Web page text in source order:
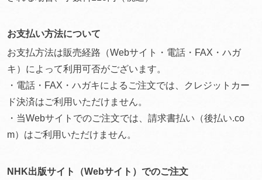
お支払い方法について
お支払方法は販売経路（Webサイト・電話・FAX・ハガ
キ）によって利用可否がございます。
・電話・FAX・ハガキによるご注文では、クレジットカー
ド決済はご利用いただけません。
・当Webサイトでのご注文では、請求書払い（後払い.co
m）はご利用いただけません。
NHK出版サイト（Webサイト）でのご注文